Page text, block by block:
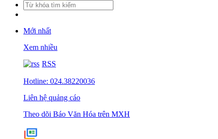
Mới nhất
Xem nhiều
RSS
Hotline: 024.38220036
Liên hệ quảng cáo
Theo dõi Báo Văn Hóa trên MXH